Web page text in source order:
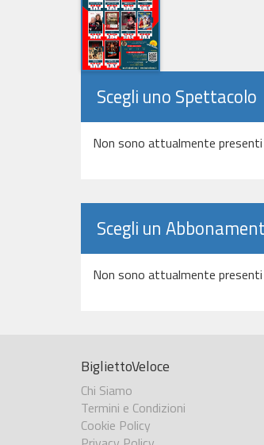
Scegli uno Spettacolo
Non sono attualmente
Scegli un
Non sono attualmente
BigliettoVeloce
Chi Siamo
Termini e Condizioni
Cookie Policy